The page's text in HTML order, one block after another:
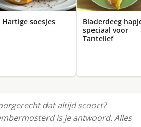
Hartige soesjes
Bladerdeeg
speciaal voor
Tantelief
dat altijd scoort?
is je antwoord. Alles